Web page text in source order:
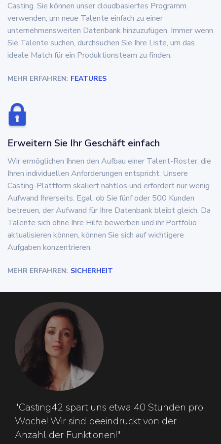
Casting. Sie können unser cloudbasiertes Programm
verwenden, um neue Talente einfach zu einer
unternehmensweiten Datenbank hinzuzufügen. Immer wenn
Sie Talente suchen, durchsuchen Sie Ihre Liste, um das
ideale Match für ein Produktionsteam zu finden.
MEHR ERFAHREN: FEATURES
Erweitern Sie Ihr Geschäft einfach
Wir ermöglichen Ihnen den Aufbau einer Talent-Roster, die
Ihren individuellen Anforderungen entspricht. Unsere
Casting-Plattform skaliert nahtlos und erfordert nur wenig
Aufwand Ihrerseits. Egal, ob Sie fünf oder 500 Kunden
betreuen, der Aufwand für Ihre Datenbank bleibt gleich. Da
Talente sich ohne Ihre Hilfe bewerben und ihr Portfolio
aktualisieren können, können Sie sich auf wichtigere
Aufgaben konzentrieren.
MEHR ERFAHREN: SICHERHEIT
"Casting42 spart uns etwa 40 Stunden pro
Woche! Wir sind beeindruckt von der
Anzahl der Funktionen!"